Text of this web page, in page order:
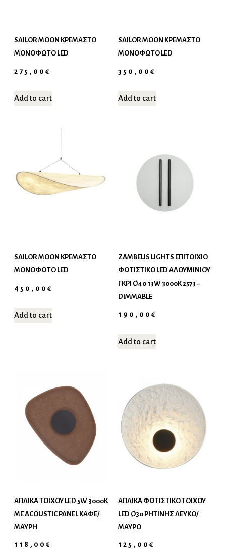
SAILOR MOON ΚΡΕΜΑΣΤΌ
ΜΟΝΌΦΩΤΟ LED
275,00€
Add to cart
SAILOR MOON ΚΡΕΜΑΣΤΌ
ΜΟΝΌΦΩΤΟ LED
350,00€
Add to cart
SAILOR MOON ΚΡΕΜΑΣΤΌ
ΜΟΝΌΦΩΤΟ LED
450,00€
Add to cart
ZAMBELIS LIGHTS ΕΠΙΤΟΊΧΙΟ
ΦΩΤΙΣΤΙΚΌ LED ΑΛΟΥΜΙΝΊΟΥ
ΓΚΡΙ Ø40 13W 3000K 2573 –
DIMMABLE
190,00€
Add to cart
ΑΠΛΊΚΑ ΤΟΊΧΟΥ LED 5W 3000K
ΜΕ ACOUSTIC PANEL ΚΑΦΈ/
ΜΑΎΡΗ
118,00€
ΑΠΛΙΚΑ ΦΩΤΙΣΤΙΚΟ ΤΟΙΧΟΥ
LED Ø30 ΡΗΤΙΝΗΣ ΛΕΥΚΟ/
ΜΑΥΡΟ
125,00€